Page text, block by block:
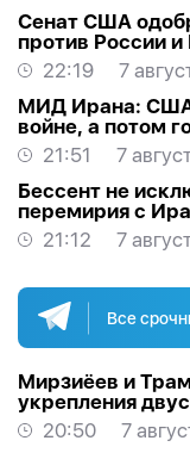
Сенат США
против России
22:19
7
МИД Ирана: США
войне, а потом
21:51
7
Бессент не
перемирия с
21:12
7
Все
Мирзиёев и
укрепления
20:50
7